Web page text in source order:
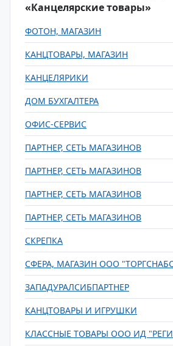
«Канцелярские товары»
ФОТОН, МАГАЗИН
КАНЦТОВАРЫ, МАГАЗИН
КАНЦЕЛЯРИКИ
ДОМ БУХГАЛТЕРА
ОФИС-СЕРВИС
ПАРТНЕР, СЕТЬ МАГАЗИНОВ
ПАРТНЕР, СЕТЬ МАГАЗИНОВ
ПАРТНЕР, СЕТЬ МАГАЗИНОВ
ПАРТНЕР, СЕТЬ МАГАЗИНОВ
СКРЕПКА
СФЕРА, МАГАЗИН ООО
ЗАПАДУРАЛСИБПАРТНЕР
КАНЦТОВАРЫ И ИГРУШКИ
КЛАССНЫЕ ТОВАРЫ ООО ИД